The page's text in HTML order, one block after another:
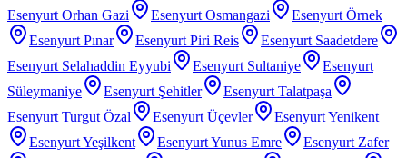
Esenyurt Orhan Gazi
Esenyurt Osmangazi
Esenyurt Örnek
Esenyurt Pınar
Esenyurt Piri Reis
Esenyurt Saadetdere
Esenyurt Selahaddin Eyyubi
Esenyurt Sultaniye
Esenyurt
Süleymaniye
Esenyurt Şehitler
Esenyurt Talatpaşa
Esenyurt Turgut Özal
Esenyurt Üçevler
Esenyurt Yenikent
Esenyurt Yeşilkent
Esenyurt Yunus Emre
Esenyurt Zafer